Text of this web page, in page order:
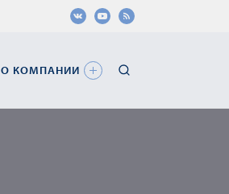
О КОМПАНИИ